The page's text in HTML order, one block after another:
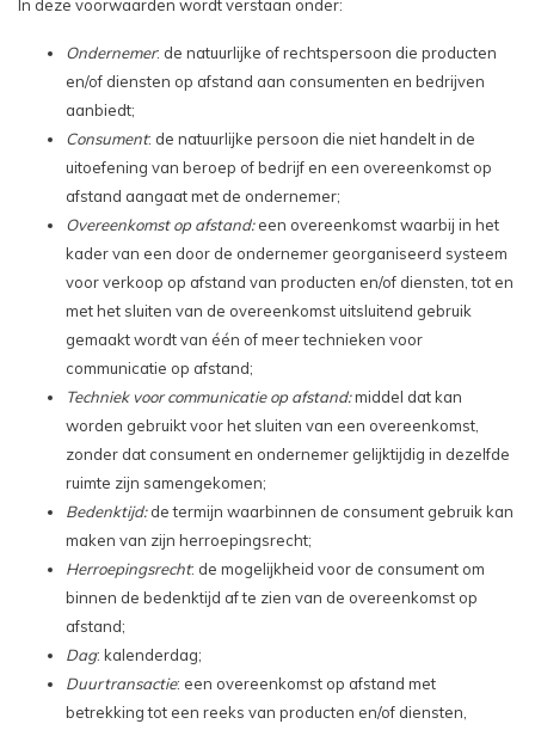
In deze voorwaarden wordt verstaan onder:
Ondernemer: de natuurlijke of rechtspersoon die producten
en/of diensten op afstand aan consumenten en bedrijven
aanbiedt;
Consument: de natuurlijke persoon die niet handelt in de
uitoefening van beroep of bedrijf en een overeenkomst op
afstand aangaat met de ondernemer;
Overeenkomst op afstand:een overeenkomst waarbij in het
kader van een door de ondernemer georganiseerd systeem
voor verkoop op afstand van producten en/of diensten, tot en
met het sluiten van de overeenkomst uitsluitend gebruik
gemaakt wordt van één of meer technieken voor
communicatie op afstand;
Techniek voor communicatie op afstand:middel dat kan
worden gebruikt voor het sluiten van een overeenkomst,
zonder dat consument en ondernemer gelijktijdig in dezelfde
ruimte zijn samengekomen;
Bedenktijd:de termijn waarbinnen de consument gebruik kan
maken van zijn herroepingsrecht;
Herroepingsrecht: de mogelijkheid voor de consument om
binnen de bedenktijd af te zien van de overeenkomst op
afstand;
Dag: kalenderdag;
Duurtransactie: een overeenkomst op afstand met
betrekking tot een reeks van producten en/of diensten,